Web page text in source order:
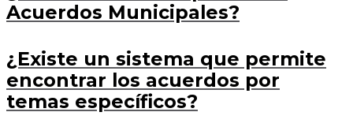
Acuerdos Municipales?
¿Existe un sistema que permite
encontrar los acuerdos por
temas específicos?